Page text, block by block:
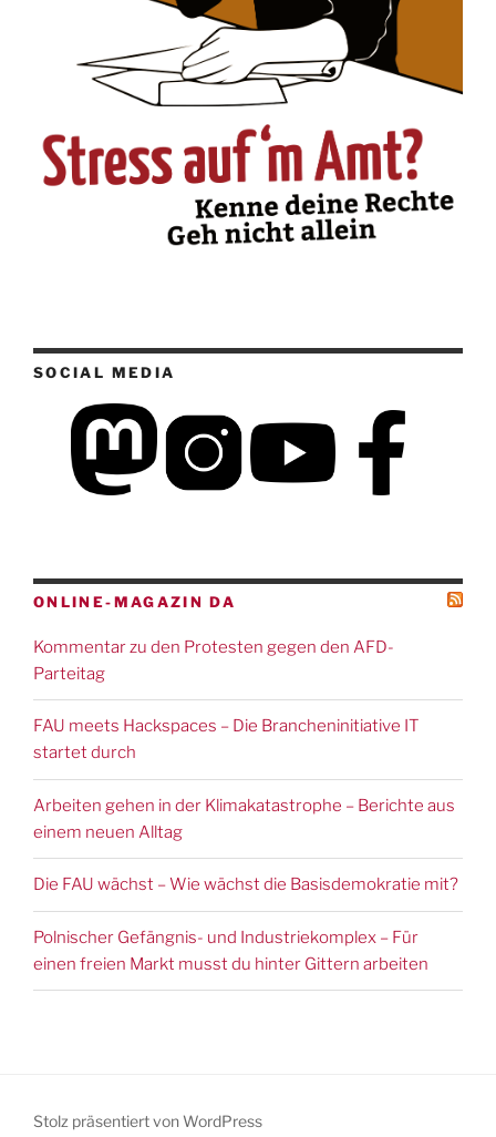
SOCIAL MEDIA
ONLINE-MAGAZIN DA
Kommentar zu den Protesten gegen den AFD-
Parteitag
FAU meets Hackspaces – Die Brancheninitiative IT
startet durch
Arbeiten gehen in der Klimakatastrophe – Berichte aus
einem neuen Alltag
Die FAU wächst – Wie wächst die Basisdemokratie mit?
Polnischer Gefängnis- und Industriekomplex – Für
einen freien Markt musst du hinter Gittern arbeiten
Stolz präsentiert von WordPress